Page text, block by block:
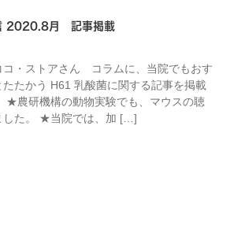
2020.8月 記事掲載
・ストアさん コラムに、当院でもおす
たかう H61 乳酸菌に関する記事を掲載
★農研機構の動物実験でも、マウスの聴
した。 ★当院では、加 […]